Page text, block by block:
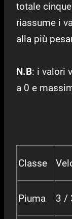
totale
riassume i
alla più
N.B: i valori
a 0 e
Classe
Piuma 3 /